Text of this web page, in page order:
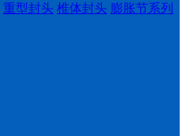
重型封头 椎体封头 膨胀节系列